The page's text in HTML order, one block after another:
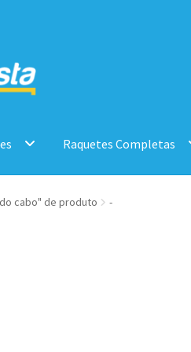
Raquetes Completas
cabo" de produto -